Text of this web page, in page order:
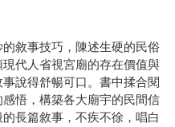
敘事技巧，陳述生硬的民俗
代人省視宮廟的存在價值與
說得舒暢可口。書中揉合閱
悟，構築各大廟宇的民間信
長篇敘事，不疾不徐，唱白